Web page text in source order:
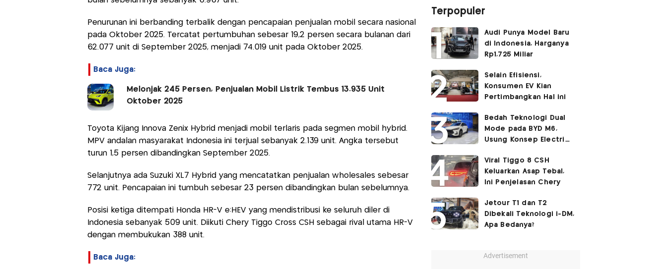
Penurunan ini berbanding terbalik dengan pencapaian penjualan mobil secara nasional
pada Oktober 2025. Tercatat pertumbuhan sebesar 19,2 persen secara bulanan dari
62.077 unit di September 2025, menjadi 74.019 unit pada Oktober 2025.
Baca Juga:
Melonjak 245 Persen, Penjualan Mobil Listrik Tembus 13.935 Unit
Oktober 2025
Toyota Kijang Innova Zenix Hybrid menjadi mobil terlaris pada segmen mobil hybrid.
MPV andalan masyarakat Indonesia ini terjual sebanyak 2.139 unit. Angka tersebut
turun 1,5 persen dibandingkan September 2025.
Selanjutnya ada Suzuki XL7 Hybrid yang mencatatkan penjualan wholesales sebesar
772 unit. Pencapaian ini tumbuh sebesar 23 persen dibandingkan bulan sebelumnya.
Posisi ketiga ditempati Honda HR-V e:HEV yang mendistribusi ke seluruh diler di
Indonesia sebanyak 509 unit. Diikuti Chery Tiggo Cross CSH sebagai rival utama HR-V
dengan membukukan 388 unit.
Baca Juga:
Terpopuler
Audi Punya Model Baru
di Indonesia, Harganya
Rp1,725 Miliar
Selain Efisiensi,
Konsumen EV Kian
Pertimbangkan Hal ini
Bedah Teknologi Dual
Mode pada BYD M6,
Usung Konsep Electric
Viral Tiggo 8 CSH
Keluarkan Asap Tebal,
Ini Penjelasan Chery
Jetour T1 dan T2
Dibekali Teknologi i-DM,
Apa Bedanya?
Advertisement